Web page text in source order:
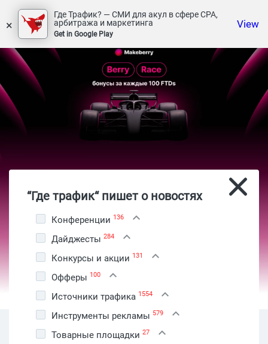
×
Где Трафик? — СМИ для акул в сфере СРА,
арбитража и маркетинга
Get in Google Play
View
“Где трафик“ пишет о новостях
Конференции 136
Дайджесты 284
Конкурсы и акции 131
Офферы 100
Источники трафика 1554
Инструменты рекламы 579
Товарные площадки 27